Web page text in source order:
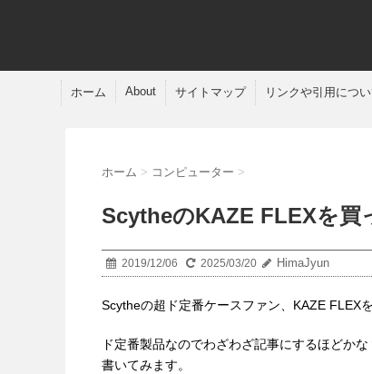
ホーム About サイトマップ リンクや引用につ
ホーム > コンピューター >
ScytheのKAZE FLEXを買
2019/12/06 2025/03/20 HimaJyun
Scytheの超ド定番ケースファン、KAZE FLEX
ド定番製品なのでわざわざ記事にするほどか
書いてみます。